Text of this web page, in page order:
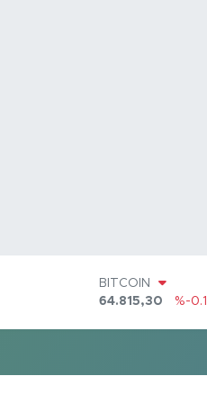
DOLAR
47,7436
%0.18
64,4811
%0.38